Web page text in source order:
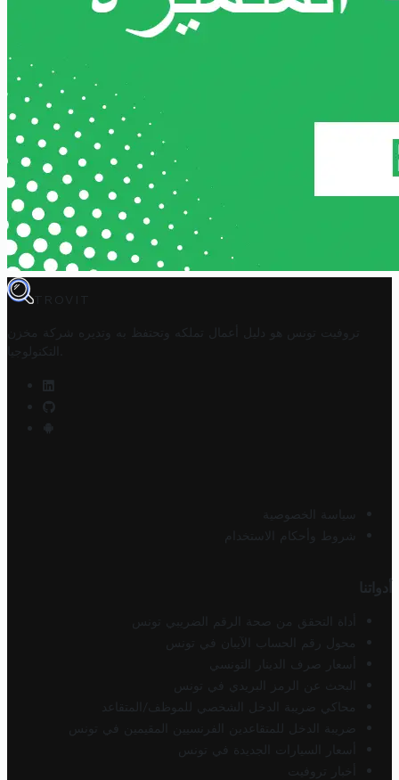
TROVIT
تروفيت تونس هو دليل أعمال تملكه وتحتفظ به وتديره
شركة مخزن
التكنولوجيا
سياسة الخصوصية
شروط وأحكام الاستخدام
أدواتنا
أداة التحقق من صحة الرقم الضريبي تونس
محول رقم الحساب الآيبان في تونس
أسعار صرف الدينار التونسي
البحث عن الرمز البريدي في تونس
محاكي ضريبة الدخل الشخصي للموظف/المتقاعد
ضريبة الدخل للمتقاعدين الفرنسيين المقيمين في تونس
أسعار السيارات الجديدة في تونس
أخبار تروفيت